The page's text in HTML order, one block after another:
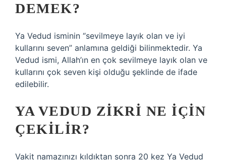
DEMEK?
Ya Vedud isminin “sevilmeye layık olan ve iyi
kullarını seven” anlamına geldiği bilinmektedir. Ya
Vedud ismi, Allah’ın en çok sevilmeye layık olan ve
kullarını çok seven kişi olduğu şeklinde de ifade
edilebilir.
YA VEDUD ZIKRI NE IÇIN
ÇEKILIR?
Vakit namazınızı kıldıktan sonra 20 kez Ya Vedud